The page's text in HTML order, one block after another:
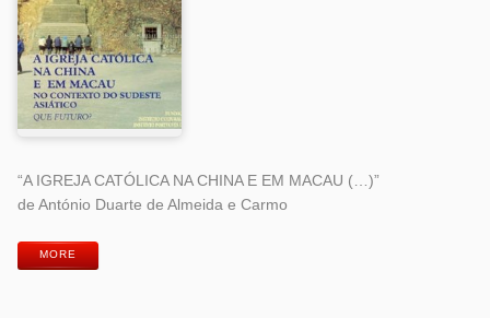
“A IGREJA CATÓLICA NA CHINA E EM MACAU (…)”
de António Duarte de Almeida e Carmo
MORE